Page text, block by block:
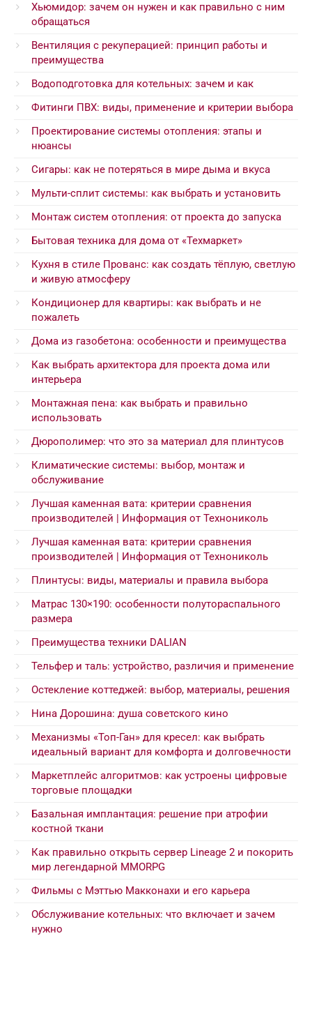
Хьюмидор: зачем он нужен и как правильно с ним
обращаться
Вентиляция с рекуперацией: принцип работы и
преимущества
Водоподготовка для котельных: зачем и как
Фитинги ПВХ: виды, применение и критерии выбора
Проектирование системы отопления: этапы и
нюансы
Сигары: как не потеряться в мире дыма и вкуса
Мульти-сплит системы: как выбрать и установить
Монтаж систем отопления: от проекта до запуска
Бытовая техника для дома от «Техмаркет»
Кухня в стиле Прованс: как создать тёплую, светлую
и живую атмосферу
Кондиционер для квартиры: как выбрать и не
пожалеть
Дома из газобетона: особенности и преимущества
Как выбрать архитектора для проекта дома или
интерьера
Монтажная пена: как выбрать и правильно
использовать
Дюрополимер: что это за материал для плинтусов
Климатические системы: выбор, монтаж и
обслуживание
Лучшая каменная вата: критерии сравнения
производителей | Информация от Технониколь
Лучшая каменная вата: критерии сравнения
производителей | Информация от Технониколь
Плинтусы: виды, материалы и правила выбора
Матрас 130×190: особенности полутораспального
размера
Преимущества техники DALIAN
Тельфер и таль: устройство, различия и применение
Остекление коттеджей: выбор, материалы, решения
Нина Дорошина: душа советского кино
Механизмы «Топ-Ган» для кресел: как выбрать
идеальный вариант для комфорта и долговечности
Маркетплейс алгоритмов: как устроены цифровые
торговые площадки
Базальная имплантация: решение при атрофии
костной ткани
Как правильно открыть сервер Lineage 2 и покорить
мир легендарной MMORPG
Фильмы с Мэттью Макконахи и его карьера
Обслуживание котельных: что включает и зачем
нужно